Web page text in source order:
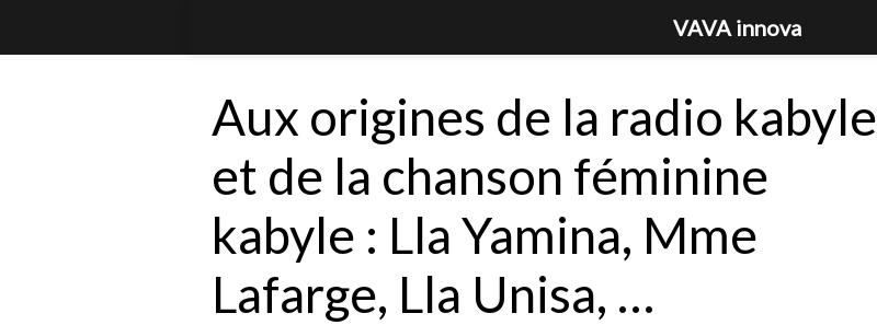
Aux origines de la radio kabyle
et de la chanson féminine
kabyle : Lla Yamina, Mme
Lafarge, Lla Unisa, …
VAVA innova